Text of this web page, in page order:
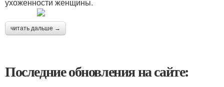
читать дальше →
Последние обновления на сайте: